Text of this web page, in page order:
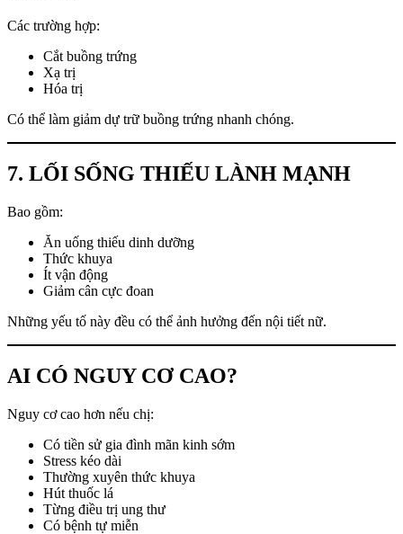
Các trường hợp:
Cắt buồng trứng
Xạ trị
Hóa trị
Có thể làm giảm dự trữ buồng trứng nhanh chóng.
7. LỐI SỐNG THIẾU LÀNH MẠNH
Bao gồm:
Ăn uống thiếu dinh dưỡng
Thức khuya
Ít vận động
Giảm cân cực đoan
Những yếu tố này đều có thể ảnh hưởng đến nội tiết nữ.
AI CÓ NGUY CƠ CAO?
Nguy cơ cao hơn nếu chị:
Có tiền sử gia đình mãn kinh sớm
Stress kéo dài
Thường xuyên thức khuya
Hút thuốc lá
Từng điều trị ung thư
Có bệnh tự miễn